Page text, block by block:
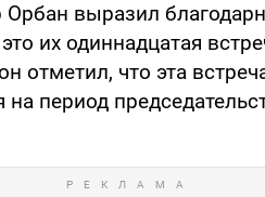
выразил
их одиннадцатая
отметил, что эта
на период